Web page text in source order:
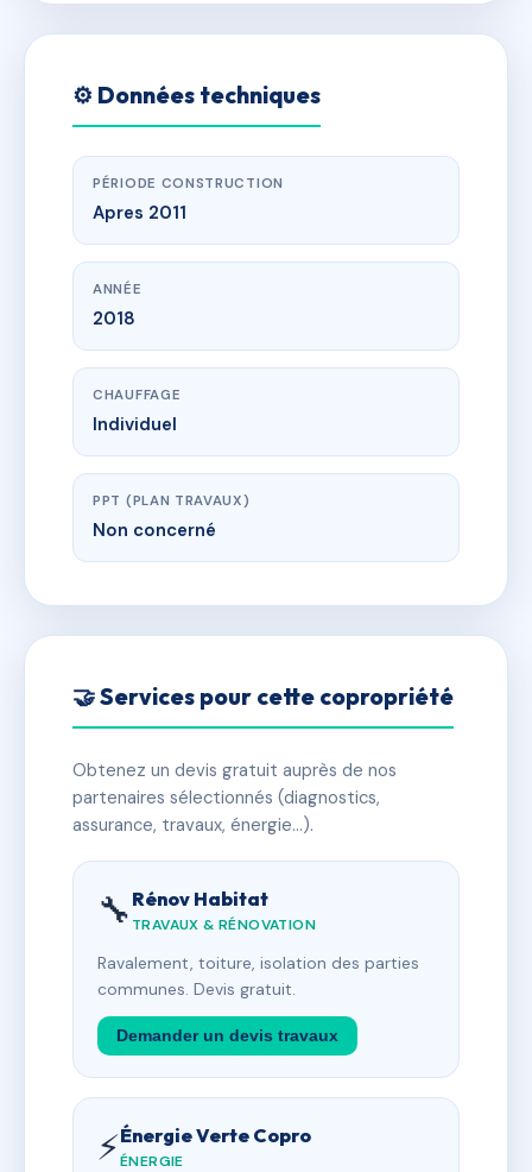
⚙️ Données techniques
PÉRIODE CONSTRUCTION
Apres 2011
ANNÉE
2018
CHAUFFAGE
Individuel
PPT (PLAN TRAVAUX)
Non concerné
🤝 Services pour cette copropriété
Obtenez un devis gratuit auprès de nos
partenaires sélectionnés (diagnostics,
assurance, travaux, énergie…).
🔧 Rénov Habitat
TRAVAUX & RÉNOVATION
Ravalement, toiture, isolation des parties
communes. Devis gratuit.
Demander un devis travaux
⚡Énergie Verte Copro
ÉNERGIE